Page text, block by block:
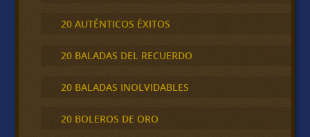
20 AUTÉNTICOS ÉXITOS
20 BALADAS DEL RECUERDO
20 BALADAS INOLVIDABLES
20 BOLEROS DE ORO